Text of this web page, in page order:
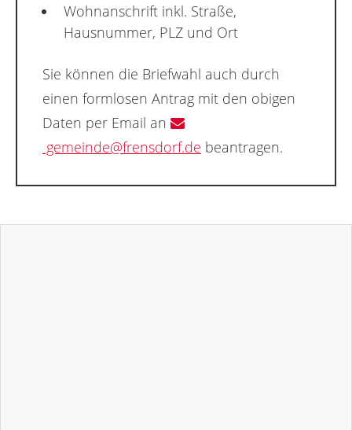
Wohnanschrift inkl. Straße,
Hausnummer, PLZ und Ort
Sie können die Briefwahl auch durch
einen formlosen Antrag mit den obigen
Daten per Email an
gemeinde@frensdorf.de beantragen.